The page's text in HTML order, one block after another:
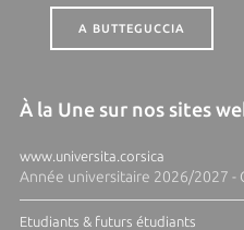
A BUTTEGUCCIA
À la Une sur nos sites
www.universita.corsica
Année universitaire 2026/2027 -
Etudiants & futurs étudiants